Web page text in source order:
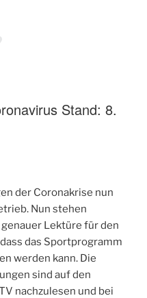
Stand: 8.
der Coronakrise nun
Nun stehen
Lektüre für den
das Sportprogramm
werden kann. Die
sind auf den
nachzulesen und bei